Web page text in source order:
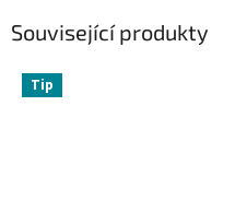
Související produkty
Tip